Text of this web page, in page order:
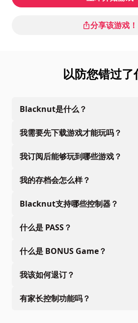
分享该游戏！
以防您错过了
Blacknut是什么？
我需要先下载游戏才能玩吗？
我订阅后能够玩到哪些游戏？
我的存档会怎么样？
Blacknut支持哪些控制器？
什么是 PASS？
什么是 BONUS Game？
我该如何退订？
有家长控制功能吗？